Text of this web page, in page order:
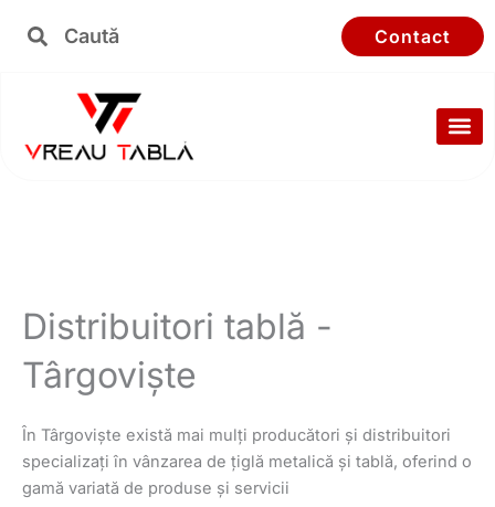
SearchSearch
Contact
Distribuitori tablă -
Târgoviște
În Târgoviște există mai mulți producători și distribuitori
specializați în vânzarea de țiglă metalică și tablă, oferind o
gamă variată de produse și servicii